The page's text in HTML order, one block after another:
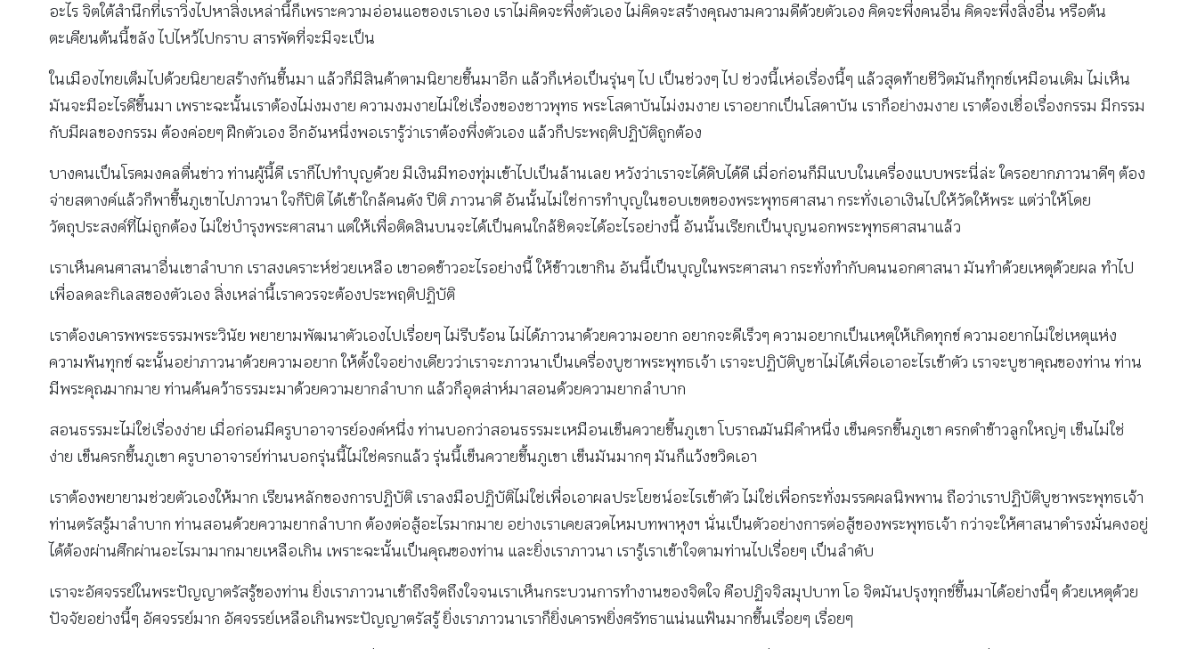
อะไร จิตใต้สํานึกที่เราวิ่งไปหาสิ่งเหล่านี้ก็เพราะความอ่อนแอของเราเอง เราไม่คิดจะพึ่งตัวเอง ไม่คิดจะสร้างคุณงามความดีด้วยตัวเอง คิดจะพึ่งคนอื่น คิดจะพึ่งสิ่งอื่น หรือต้น
ตะเคียนต้นนี้ขลัง ไปไหว้ไปกราบ สารพัดที่จะมีจะเป็น
ในเมืองไทยเต็มไปด้วยนิยายสร้างกันขึ้นมา แล้วก็มีสินค้าตามนิยายขึ้นมาอีก แล้วก็เห่อเป็นรุ่นๆ ไป เป็นช่วงๆ ไป ช่วงนี้เห่อเรื่องนี้ๆ แล้วสุดท้ายชีวิตมันก็ทุกข์เหมือนเดิม ไม่เห็น
มันจะมีอะไรดีขึ้นมา เพราะฉะนั้นเราต้องไม่งมงาย ความงมงายไม่ใช่เรื่องของชาวพุทธ พระโสดาบันไม่งมงาย เราอยากเป็นโสดาบัน เราก็อย่างมงาย เราต้องเชื่อเรื่องกรรม มีกรรม
กับมีผลของกรรม ต้องค่อยๆ ฝึกตัวเอง อีกอันหนึ่งพอเรารู้ว่าเราต้องพึ่งตัวเอง แล้วก็ประพฤติปฏิบัติถูกต้อง
บางคนเป็นโรคมงคลตื่นข่าว ท่านผู้นี้ดี เราก็ไปทำบุญด้วย มีเงินมีทองทุ่มเข้าไปเป็นล้านเลย หวังว่าเราจะได้ดิบได้ดี เมื่อก่อนก็มีแบบในเครื่องแบบพระนี่ล่ะ ใครอยากภาวนาดีๆ ต้อง
จ่ายสตางค์แล้วก็พาขึ้นภูเขาไปภาวนา ใจก็ปิติ ได้เข้าใกล้คนดัง ปีติ ภาวนาดี อันนั้นไม่ใช่การทำบุญในขอบเขตของพระพุทธศาสนา กระทั่งเอาเงินไปให้วัดให้พระ แต่ว่าให้โดย
วัตถุประสงค์ที่ไม่ถูกต้อง ไม่ใช่บํารุงพระศาสนา แต่ให้เพื่อติดสินบนจะได้เป็นคนใกล้ชิดจะได้อะไรอย่างนี้ อันนั้นเรียกเป็นบุญนอกพระพุทธศาสนาแล้ว
เราเห็นคนศาสนาอื่นเขาลําบาก เราสงเคราะห์ช่วยเหลือ เขาอดข้าวอะไรอย่างนี้ ให้ข้าวเขากิน อันนี้เป็นบุญในพระศาสนา กระทั่งทำกับคนนอกศาสนา มันทำด้วยเหตุด้วยผล ทำไป
เพื่อลดละกิเลสของตัวเอง สิ่งเหล่านี้เราควรจะต้องประพฤติปฏิบัติ
เราต้องเคารพพระธรรมพระวินัย พยายามพัฒนาตัวเองไปเรื่อยๆ ไม่รีบร้อน ไม่ได้ภาวนาด้วยความอยาก อยากจะดีเร็วๆ ความอยากเป็นเหตุให้เกิดทุกข์ ความอยากไม่ใช่เหตุแห่ง
ความพ้นทุกข์ ฉะนั้นอย่าภาวนาด้วยความอยาก ให้ตั้งใจอย่างเดียวว่าเราจะภาวนาเป็นเครื่องบูชาพระพุทธเจ้า เราจะปฏิบัติบูชาไม่ได้เพื่อเอาอะไรเข้าตัว เราจะบูชาคุณของท่าน ท่าน
มีพระคุณมากมาย ท่านค้นคว้าธรรมะมาด้วยความยากลําบาก แล้วก็อุตส่าห์มาสอนด้วยความยากลําบาก
สอนธรรมะไม่ใช่เรื่องง่าย เมื่อก่อนมีครูบาอาจารย์องค์หนึ่ง ท่านบอกว่าสอนธรรมะเหมือนเข็นควายขึ้นภูเขา โบราณมันมีคําหนึ่ง เข็นครกขึ้นภูเขา ครกตำข้าวลูกใหญ่ๆ เข็นไม่ใช่
ง่าย เข็นครกขึ้นภูเขา ครูบาอาจารย์ท่านบอกรุ่นนี้ไม่ใช่ครกแล้ว รุ่นนี้เข็นควายขึ้นภูเขา เข็นมันมากๆ มันก็แว้งขวิดเอา
เราต้องพยายามช่วยตัวเองให้มาก เรียนหลักของการปฏิบัติ เราลงมือปฏิบัติไม่ใช่เพื่อเอาผลประโยชน์อะไรเข้าตัว ไม่ใช่เพื่อกระทั่งมรรคผลนิพพาน ถือว่าเราปฏิบัติบูชาพระพุทธเจ้า
ท่านตรัสรู้มาลําบาก ท่านสอนด้วยความยากลําบาก ต้องต่อสู้อะไรมากมาย อย่างเราเคยสวดไหมบทพาหุงฯ นั่นเป็นตัวอย่างการต่อสู้ของพระพุทธเจ้า กว่าจะให้ศาสนาดํารงมั่นคงอยู่
ได้ต้องผ่านศึกผ่านอะไรมามากมายเหลือเกิน เพราะฉะนั้นเป็นคุณของท่าน และยิ่งเราภาวนา เรารู้เราเข้าใจตามท่านไปเรื่อยๆ เป็นลําดับ
เราจะอัศจรรย์ในพระปัญญาตรัสรู้ของท่าน ยิ่งเราภาวนาเข้าถึงจิตถึงใจจนเราเห็นกระบวนการทำงานของจิตใจ คือปฏิจจิสมุปบาท โอ จิตมันปรุงทุกข์ขึ้นมาได้อย่างนี้ๆ ด้วยเหตุด้วย
ปัจจัยอย่างนี้ๆ อัศจรรย์มาก อัศจรรย์เหลือเกินพระปัญญาตรัสรู้ ยิ่งเราภาวนาเราก็ยิ่งเคารพยิ่งศรัทธาแน่นแฟ้นมากขึ้นเรื่อยๆ เรื่อยๆ